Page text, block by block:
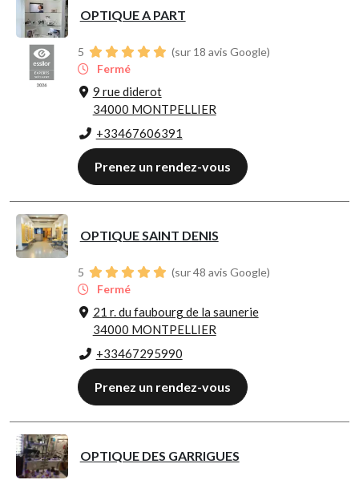
OPTIQUE A PART
5
(sur 18 avis Google)
Fermé
9 rue diderot
34000 MONTPELLIER
+33467606391
Prenez un rendez-vous
OPTIQUE SAINT DENIS
5
(sur 48 avis Google)
Fermé
21 r. du faubourg de la saunerie
34000 MONTPELLIER
+33467295990
Prenez un rendez-vous
OPTIQUE DES GARRIGUES